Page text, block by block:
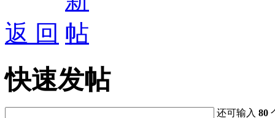
返 回
快速发帖
还可输入80